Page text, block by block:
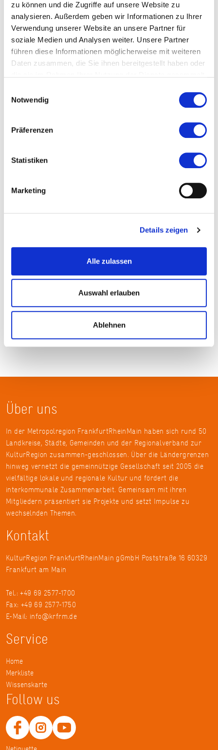
zu können und die Zugriffe auf unsere Website zu
analysieren. Außerdem geben wir Informationen zu Ihrer
Verwendung unserer Website an unsere Partner für
soziale Medien und Analysen weiter. Unsere Partner
führen diese Informationen möglicherweise mit weiteren
Daten zusammen, die Sie ihnen bereitgestellt haben oder
Notwendig
Präferenzen
Statistiken
Marketing
Details zeigen
Alle zulassen
Auswahl erlauben
Ablehnen
Zustand:sehr gut
Zugänglichkeit:zugänglich
Denkmalschutz
Ehemalige Unternehmervilla und modernes Weingut: Villa Gutenberg in
Oestrich-Winkel, © KulturRegion/Kay-Hermann Hörster
Über uns
In der Metropolregion FrankfurtRheinMain haben sich rund 50
Landkreise, Städte, Gemeinden und der Regionalverband zur
KulturRegion zusammen-geschlossen. Über die Ländergrenzen
hinweg vernetzt die gemeinnützige Gesellschaft seit 2005 die
vielfältige lokale und regionale Kultur und fördert die
interkommunale Zusammenarbeit. Gemeinsam mit ihren
Mitgliedern präsentiert sie Projekte und setzt Impulse zu
wechselnden Themen.
Kontakt
KulturRegion FrankfurtRheinMain gGmbH Poststraße 16 60329
Frankfurt am Main
Tel.: +49 69 2577-1700
Fax: +49 69 2577-1750
E-Mail: info@krfrm.de
Service
Home
Merkliste
Wissenskarte
Follow us